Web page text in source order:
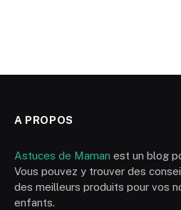
A PROPOS
Astuces de Maman est un blog
Vous pouvez y trouver des
des meilleurs produits pour vos
enfants.